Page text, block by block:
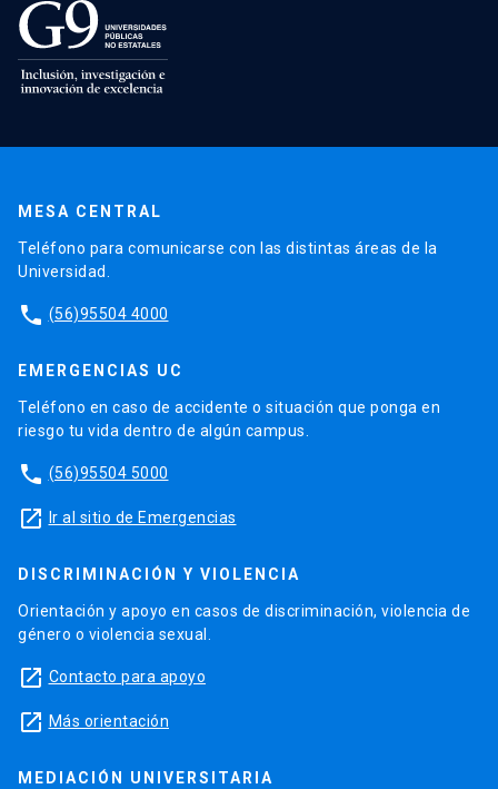
MESA CENTRAL
Teléfono para comunicarse con las distintas áreas de la
Universidad.
phone (56)95504 4000
EMERGENCIAS UC
Teléfono en caso de accidente o situación que ponga en
riesgo tu vida dentro de algún campus.
phone (56)95504 5000
launch Ir al sitio de Emergencias
DISCRIMINACIÓN Y VIOLENCIA
Orientación y apoyo en casos de discriminación, violencia de
género o violencia sexual.
launch Contacto para apoyo
launch Más orientación
MEDIACIÓN UNIVERSITARIA